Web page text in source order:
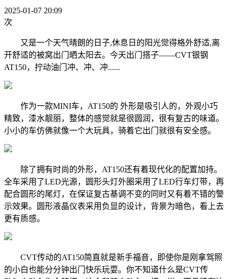
2025-01-07 20:09
次
又是一个天气晴朗的日子,休息日的阳光觉得格外舒适,离
开舒适的被窝出门晒太阳去。今天出门搭子——CVT银钢
AT150，拧动油门冲、冲、冲......
作为一款MINI车，AT150的 外形是吸引人的，外观小巧
精致，漆水靓丽，整体的感觉就是很圆润，很有复古的味道。
小小的车仿佛就像一个大玩具，骑着它出门就很有安全感。
除了拥有时尚的外形，AT150还有着现代化的配置加持。
全车采用了LED光源，圆形头灯外圈采用了LED行车灯带，再
配合圆形的尾灯，在保证复古基调不变的同时又有着不错的警
示效果。圆形液晶仪表采用负显的设计，背景为暗色，看上去
更有质感。
CVT传动的AT150简直就是新手福音，即使你是刚拿驾照
的小白也能分分钟出门快乐玩耍。你不知道什么是CVT传